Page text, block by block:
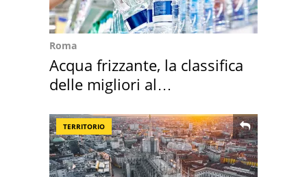
Roma
Acqua frizzante, la classifica
delle migliori al
TERRITORIO